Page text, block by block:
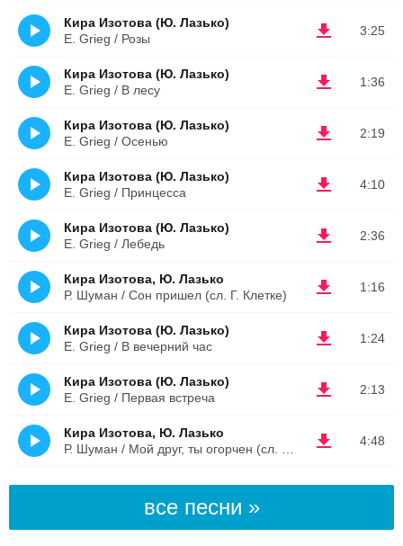
3:25
Кира Изотова (Ю. Лазько)
E. Grieg / Розы
1:36
Кира Изотова (Ю. Лазько)
E. Grieg / В лесу
2:19
Кира Изотова (Ю. Лазько)
E. Grieg / Осенью
4:10
Кира Изотова (Ю. Лазько)
E. Grieg / Принцесса
2:36
Кира Изотова (Ю. Лазько)
E. Grieg / Лебедь
1:16
Кира Изотова, Ю. Лазько
Р. Шуман / Сон пришел (сл. Г. Клетке)
1:24
Кира Изотова (Ю. Лазько)
E. Grieg / В вечерний час
2:13
Кира Изотова (Ю. Лазько)
E. Grieg / Первая встреча
4:48
Кира Изотова, Ю. Лазько
все песни »